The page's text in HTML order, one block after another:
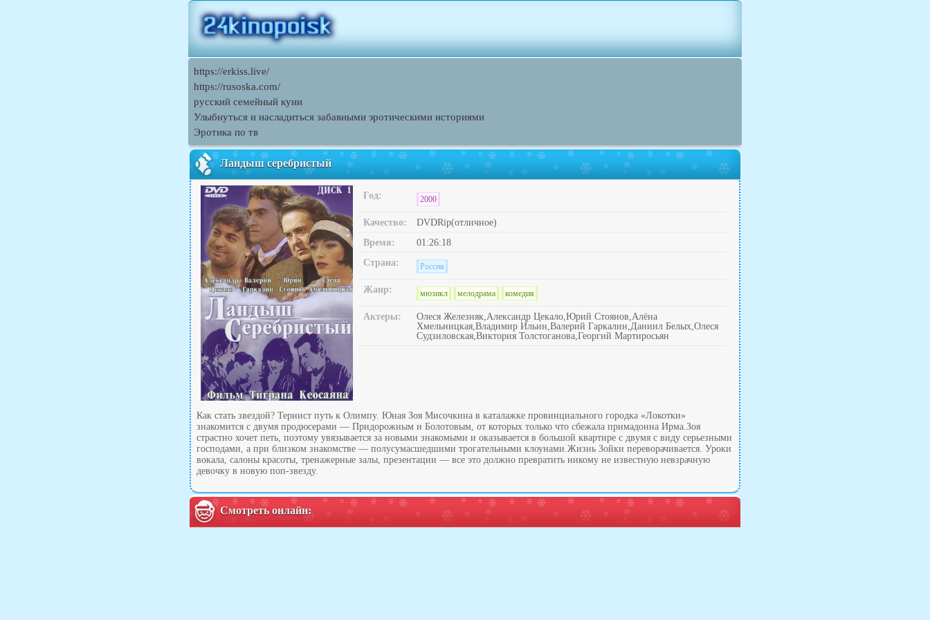
https://erkiss.live/
https://rusoska.com/
русский семейный куни
Улыбнуться и насладиться забавными эротическими историями
Эротика по тв
Ландыш серебристый
Год: 2000
Качество:
DVDRip(отличное)
Время:
01:26:18
Страна:
Россия
Жанр: мюзикл мелодрама комедия
Актеры:
Олеся Железняк,Александр Цекало,Юрий Стоянов,Алёна
Хмельницкая,Владимир Ильин,Валерий Гаркалин,Даниил Белых,Олеся
Судзиловская,Виктория Толстоганова,Георгий Мартиросьян
Как стать звездой? Тернист путь к Олимпу. Юная Зоя Мисочкина в каталажке провинциального городка «Локотки»
знакомится с двумя продюсерами — Придорожным и Болотовым, от которых только что сбежала примадонна Ирма.Зоя
страстно хочет петь, поэтому увязывается за новыми знакомыми и оказывается в большой квартире с двумя с виду серьезными
господами, а при близком знакомстве — полусумасшедшими трогательными клоунами.Жизнь Зойки переворачивается. Уроки
вокала, салоны красоты, тренажерные залы, презентации — все это должно превратить никому не известную невзрачную
девочку в новую поп-звезду.
Смотреть онлайн: